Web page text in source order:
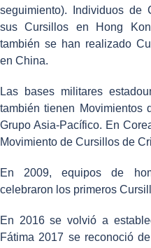
seguimiento). Individuos de
sus Cursillos en Hong
también se han realizado
en China.
Las bases militares
también tienen Movimientos
Grupo Asia-Pacífico. En
Movimiento de Cursillos de
En 2009, equipos de
celebraron los primeros
En 2016 se volvió a
Fátima 2017 se reconoció